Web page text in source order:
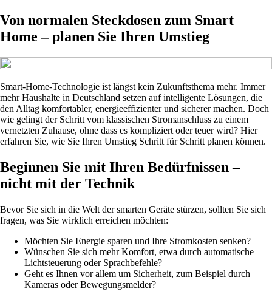
Von normalen Steckdosen zum Smart
Home – planen Sie Ihren Umstieg
Smart-Home-Technologie ist längst kein Zukunftsthema mehr. Immer
mehr Haushalte in Deutschland setzen auf intelligente Lösungen, die
den Alltag komfortabler, energieeffizienter und sicherer machen. Doch
wie gelingt der Schritt vom klassischen Stromanschluss zu einem
vernetzten Zuhause, ohne dass es kompliziert oder teuer wird? Hier
erfahren Sie, wie Sie Ihren Umstieg Schritt für Schritt planen können.
Beginnen Sie mit Ihren Bedürfnissen –
nicht mit der Technik
Bevor Sie sich in die Welt der smarten Geräte stürzen, sollten Sie sich
fragen, was Sie wirklich erreichen möchten:
Möchten Sie Energie sparen und Ihre Stromkosten senken?
Wünschen Sie sich mehr Komfort, etwa durch automatische
Lichtsteuerung oder Sprachbefehle?
Geht es Ihnen vor allem um Sicherheit, zum Beispiel durch
Kameras oder Bewegungsmelder?